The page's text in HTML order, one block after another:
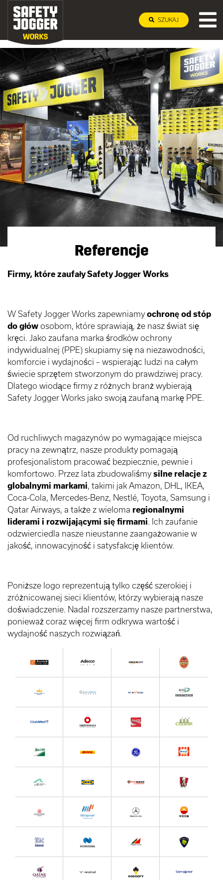
SZUKAJ
Referencje
Firmy, które zaufały Safety Jogger Works
W Safety Jogger Works zapewniamy ochronę od stóp
do głów osobom, które sprawiają, że nasz świat się
kręci. Jako zaufana marka środków ochrony
indywidualnej (PPE) skupiamy się na niezawodności,
komforcie i wydajności – wspierając ludzi na całym
świecie sprzętem stworzonym do prawdziwej pracy.
Dlatego wiodące firmy z różnych branż wybierają
Safety Jogger Works jako swoją zaufaną markę PPE.
Od ruchliwych magazynów po wymagające miejsca
pracy na zewnątrz, nasze produkty pomagają
profesjonalistom pracować bezpiecznie, pewnie i
komfortowo. Przez lata zbudowaliśmy silne relacje z
globalnymi markami , takimi jak Amazon, DHL, IKEA,
Coca-Cola, Mercedes-Benz, Nestlé, Toyota, Samsung i
Qatar Airways, a także z wieloma regionalnymi
liderami i rozwijającymi się firmami . Ich zaufanie
odzwierciedla nasze nieustanne zaangażowanie w
jakość, innowacyjność i satysfakcję klientów.
Poniższe logo reprezentują tylko część szerokiej i
zróżnicowanej sieci klientów, którzy wybierają nasze
doświadczenie. Nadal rozszerzamy nasze partnerstwa,
ponieważ coraz więcej firm odkrywa wartość i
wydajność naszych rozwiązań.